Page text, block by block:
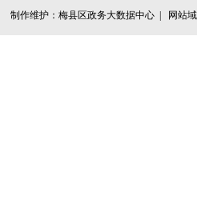
制作维护：梅县区政务大数据中心 | 网站